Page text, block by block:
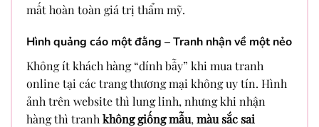
mất hoàn toàn giá trị thẩm mỹ.
Hình quảng cáo một đằng – Tranh nhận về một nẻo
Không ít khách hàng “dính bẫy” khi mua tranh
online tại các trang thương mại không uy tín. Hình
ảnh trên website thì lung linh, nhưng khi nhận
hàng thì tranh không giống mẫu, màu sắc sai